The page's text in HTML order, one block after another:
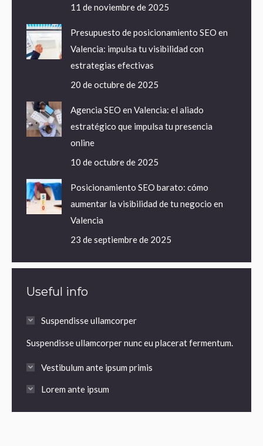
11 de noviembre de 2025
Presupuesto de posicionamiento SEO en
Valencia: impulsa tu visibilidad con
estrategias efectivas
20 de octubre de 2025
Agencia SEO en Valencia: el aliado
estratégico que impulsa tu presencia
online
10 de octubre de 2025
Posicionamiento SEO barato: cómo
aumentar la visibilidad de tu negocio en
Valencia
23 de septiembre de 2025
Useful info
Suspendisse ullamcorper
Suspendisse ullamcorper nunc eu placerat fermentum.
Vestibulum ante ipsum primis
Lorem ante ipsum